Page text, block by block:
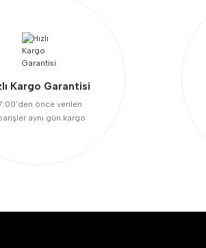
Kargo Garantisi
önce verilen
aynı gün kargo